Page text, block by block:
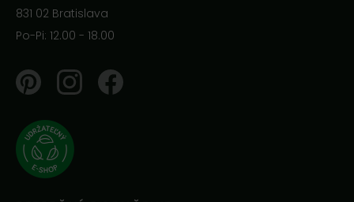
831 02 Bratislava
Po-Pi: 12.00 - 18.00
PinterestInstagramFacebook